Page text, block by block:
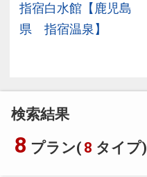
検索結果
8 プラン( 8 タイプ)
指宿白水館【鹿児島
県 指宿温泉】